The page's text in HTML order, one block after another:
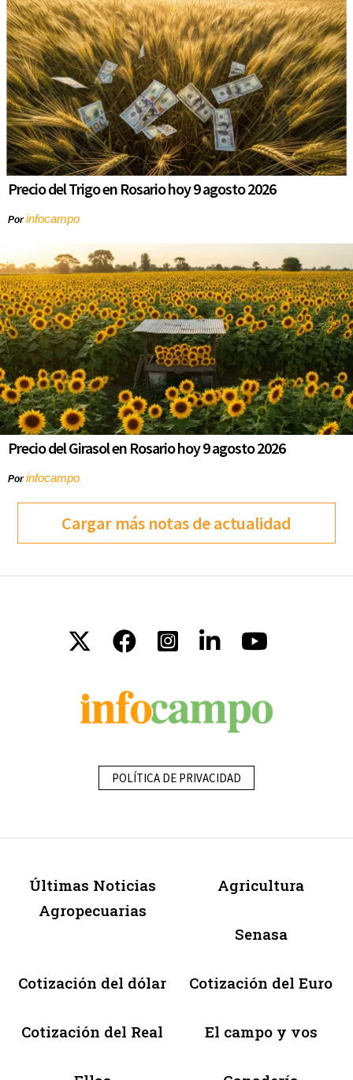
Precio del Trigo en Rosario hoy 9 agosto 2026
Porinfocampo
Precio del Girasol en Rosario hoy 9 agosto 2026
Porinfocampo
Cargar más notas de actualidad
POLÍTICA DE PRIVACIDAD
Últimas Noticias
Agropecuarias
Agricultura
Senasa
Cotización del dólar Cotización del Euro
Cotización del Real El campo y vos